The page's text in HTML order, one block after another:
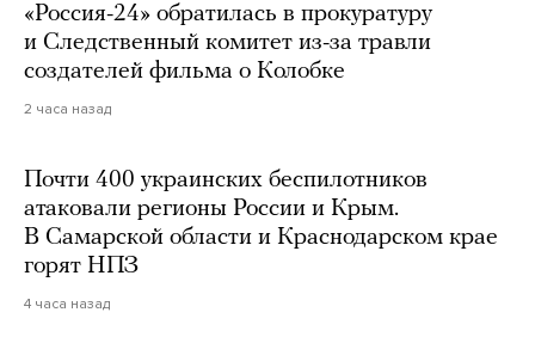
«Россия-24» обратилась в прокуратуру
и Следственный комитет из-за травли
создателей фильма о Колобке
2 часа назад
Почти 400 украинских беспилотников
атаковали регионы России и Крым.
В Самарской области и Краснодарском крае
горят НПЗ
4 часа назад